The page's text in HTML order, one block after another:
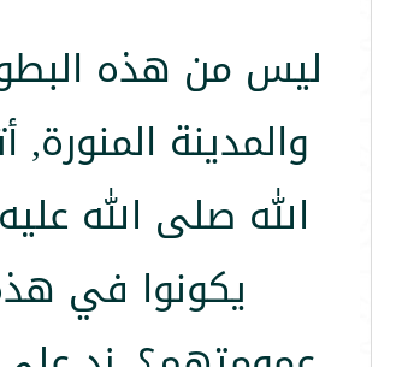
ليس من هذه
والمدينة
الله صلى الله
يكونوا في